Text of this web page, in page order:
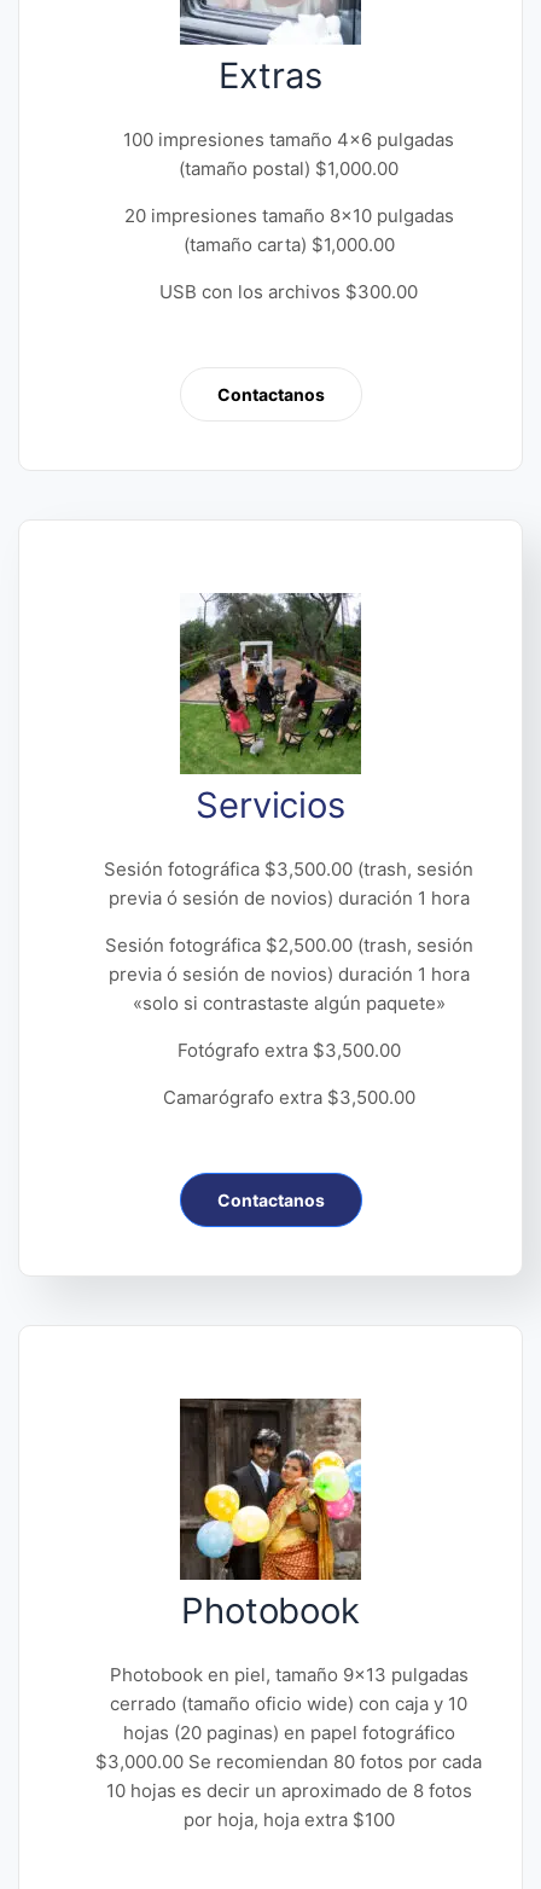
Extras
100 impresiones tamaño 4×6 pulgadas
(tamaño postal) $1,000.00
20 impresiones tamaño 8×10 pulgadas
(tamaño carta) $1,000.00
USB con los archivos $300.00
Contactanos
Servicios
Sesión fotográfica $3,500.00 (trash, sesión
previa ó sesión de novios) duración 1 hora
Sesión fotográfica $2,500.00 (trash, sesión
previa ó sesión de novios) duración 1 hora
«solo si contrastaste algún paquete»
Fotógrafo extra $3,500.00
Camarógrafo extra $3,500.00
Contactanos
Photobook
Photobook en piel, tamaño 9×13 pulgadas
cerrado (tamaño oficio wide) con caja y 10
hojas (20 paginas) en papel fotográfico
$3,000.00 Se recomiendan 80 fotos por cada
10 hojas es decir un aproximado de 8 fotos
por hoja, hoja extra $100